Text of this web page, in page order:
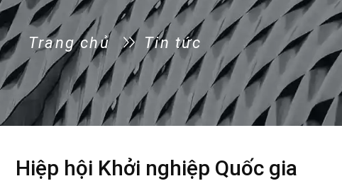
Trang chủ Tin tức
Hiệp hội Khởi nghiệp Quốc gia